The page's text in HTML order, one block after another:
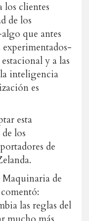
clientes
de los
que antes
y a las
inteligencia
es
esta
los
de
de
las reglas del